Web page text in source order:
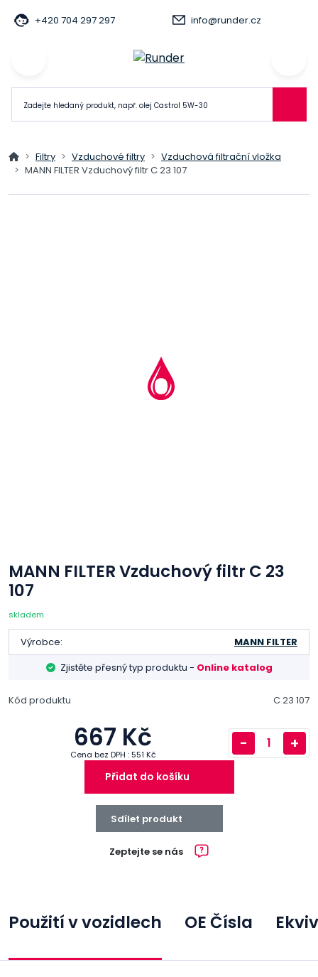
+420 704 297 297 info@runder.cz
Filtry Vzduchové filtry
Vzduchová filtrační vložka
MANN FILTER Vzduchový filtr C 23 107
MANN FILTER Vzduchový filtr C 23
107
skladem
Výrobce:
MANN FILTER
Zjistěte přesný typ produktu - Online katalog
Kód produktu C 23 107
667 Kč
Cena bez DPH : 551 Kč
- +
Přidat do košíku
Zeptejte se nás
Sdílet produkt
Použití v vozidlech OE Čísla